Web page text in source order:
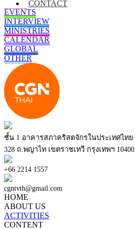
CONTACT
BRIEF
EVENTS
INTERVIEW
MINISTRIES
CALENDAR
GLOBAL
OTHER
ชั้น 1 อาคารสภาคริสตจักรในประเทศไทย
328 ถ.พญาไท เขตราชเทวี กรุงเทพฯ 10400
+66 2214 1557
cgntvth@gmail.com
HOME
ABOUT US
ACTIVITIES
CONTENT